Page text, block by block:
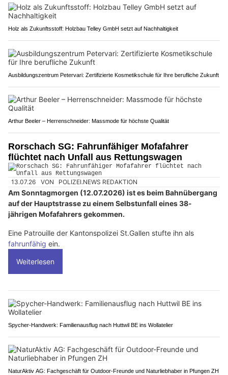
Holz als Zukunftsstoff: Holzbau Telley GmbH setzt auf Nachhaltigkeit
Ausbildungszentrum Petervari: Zertifizierte Kosmetikschule für Ihre berufliche Zukunft
Arthur Beeler – Herrenschneider: Massmode für höchste Qualität
Rorschach SG: Fahrunfähiger Mofafahrer
flüchtet nach Unfall aus Rettungswagen
13.07.26 VON POLIZEI.NEWS REDAKTION
Am Sonntagmorgen (12.07.2026) ist es beim Bahnübergang
auf der Hauptstrasse zu einem Selbstunfall eines 38-
jährigen Mofafahrers gekommen.
Eine Patrouille der Kantonspolizei St.Gallen stufte ihn als
fahrunfähig ein.
Weiterlesen
Spycher-Handwerk: Familienausflug nach Huttwil BE ins Wollatelier
NaturAktiv AG: Fachgeschäft für Outdoor-Freunde und Naturliebhaber in Pfungen ZH